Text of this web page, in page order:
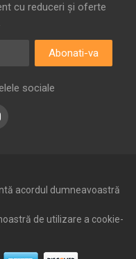
cu reduceri și oferte
Abonati-va
sociale
acordul dumneavoastră
de utilizare a cookie-